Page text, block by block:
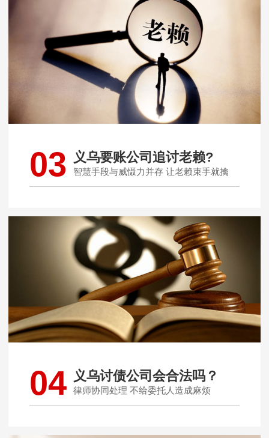
03 义乌要账公司追讨老赖?
智慧手段与威慑力并存 让老赖束手就擒
04 义乌讨债公司会合法吗？
律师协同处理 不给委托人造成麻烦